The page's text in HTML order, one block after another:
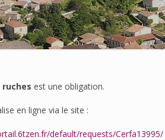
est une obligation.
en ligne via le site :
default/requests/Cerfa13995/